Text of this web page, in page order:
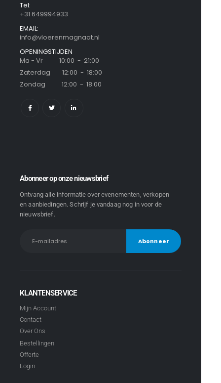
Tel:
+31 649994933
EMAIL:
info@vloerenmagnaat.nl
OPENINGSTIJDEN
Ma - Vr 10:00 - 21:00
Zaterdag 12:00 - 18:00
Zondag 12:00 - 18:00
Abonneer op onze nieuwsbrief
Ontvang alle informatie over evenementen, verkopen
en aanbiedingen. Schrijf je vandaag nog in voor de
nieuwsbrief.
KLANTENSERVICE
Mijn Account
Contact
Over Ons
Bestellingen
Offerte
Login